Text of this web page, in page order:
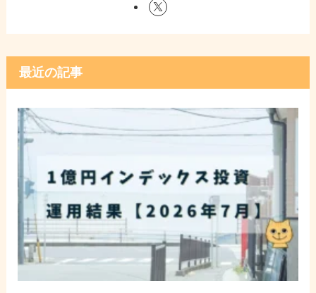
最近の記事